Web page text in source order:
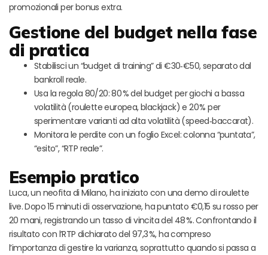
promozionali per bonus extra.
Gestione del budget nella fase
di pratica
Stabilisci un “budget di training” di €30‑€50, separato dal
bankroll reale.
Usa la regola 80/20: 80 % del budget per giochi a bassa
volatilità (roulette europea, blackjack) e 20 % per
sperimentare varianti ad alta volatilità (speed‑baccarat).
Monitora le perdite con un foglio Excel: colonna “puntata”,
“esito”, “RTP reale”.
Esempio pratico
Luca, un neofita di Milano, ha iniziato con una demo di roulette
live. Dopo 15 minuti di osservazione, ha puntato €0,15 su rosso per
20 mani, registrando un tasso di vincita del 48 %. Confrontando il
risultato con l’RTP dichiarato del 97,3 %, ha compreso
l’importanza di gestire la varianza, soprattutto quando si passa a